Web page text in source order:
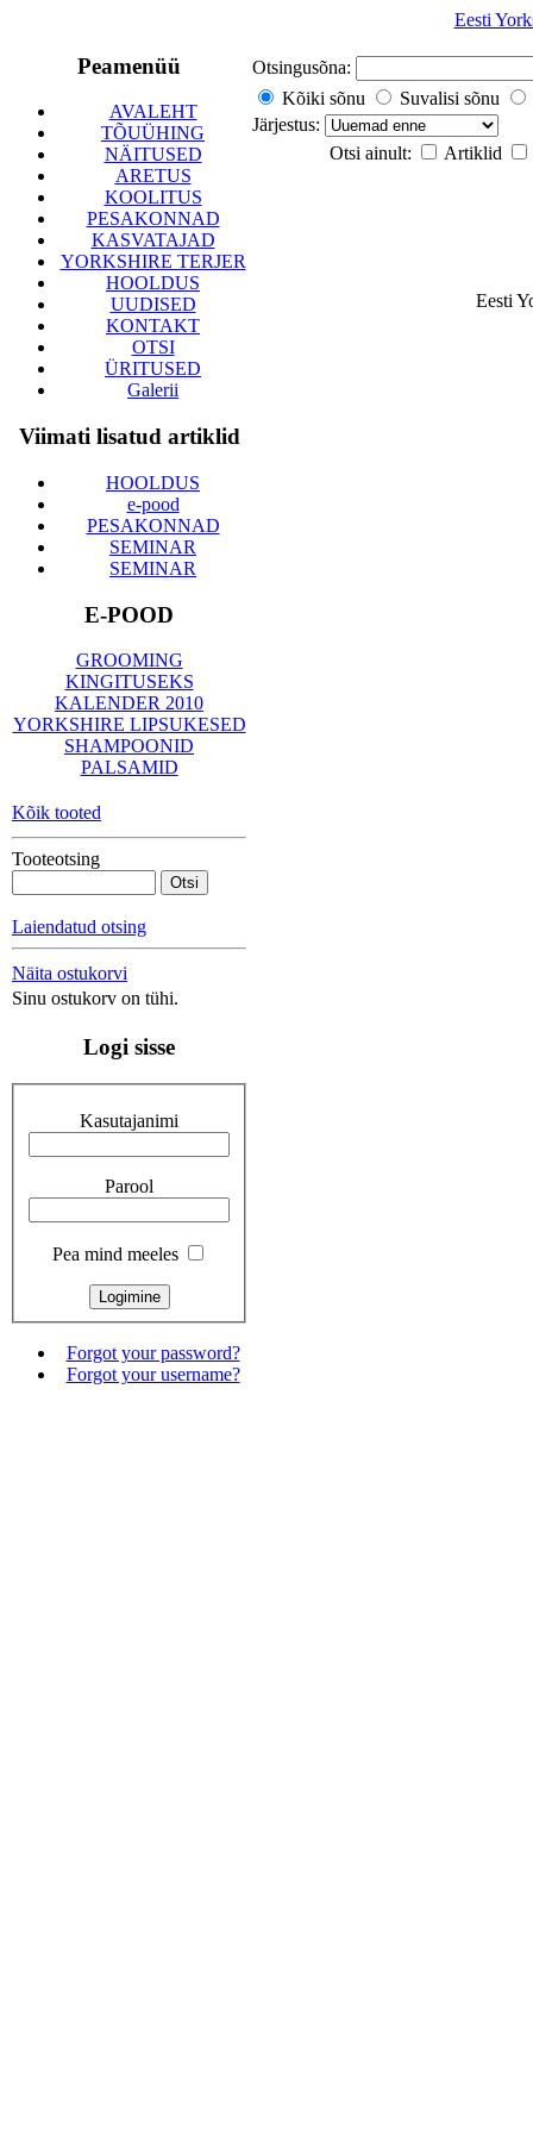
Eesti
Peamenüü
AVALEHT
TÕUÜHING
NÄITUSED
ARETUS
KOOLITUS
PESAKONNAD
KASVATAJAD
YORKSHIRE TERJER
HOOLDUS
UUDISED
KONTAKT
OTSI
ÜRITUSED
Galerii
Viimati lisatud artiklid
HOOLDUS
e-pood
PESAKONNAD
SEMINAR
SEMINAR
E-POOD
GROOMING
KINGITUSEKS
KALENDER 2010
YORKSHIRE LIPSUKESED
SHAMPOONID
PALSAMID
Kõik tooted
Tooteotsing
Laiendatud otsing
Näita ostukorvi
Sinu ostukorv on tühi.
Logi sisse
Kasutajanimi
Parool
Pea mind meeles
Forgot your password?
Forgot your username?
Otsingusõna:
Kõiki sõnu
Suvalisi sõnu
Järjestus:
Otsi ainult:
Artiklid
Eesti